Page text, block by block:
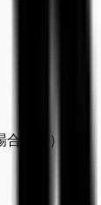
のみ）